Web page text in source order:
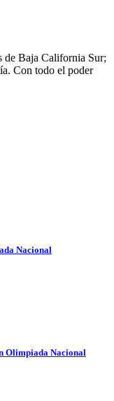
de Baja California Sur;
Con todo el poder
Nacional
Olimpiada Nacional